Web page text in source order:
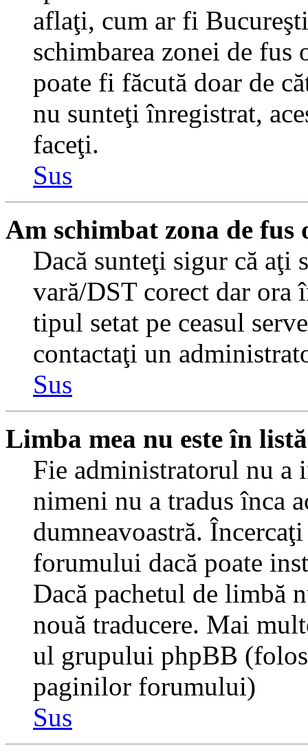
aflaţi, cum ar fi
schimbarea zonei de fus
poate fi făcută doar de
nu sunteţi înregistrat,
faceţi.
Sus
Am schimbat zona de
Dacă sunteţi sigur că aţi
vară/DST corect dar ora
tipul setat pe ceasul
contactaţi un
Sus
Limba mea nu este în
Fie administratorul nu a
nimeni nu a tradus înca
dumneavoastră.
forumului dacă poate
Dacă pachetul de limbă
nouă traducere. Mai
ul grupului phpBB
paginilor forumului)
Sus